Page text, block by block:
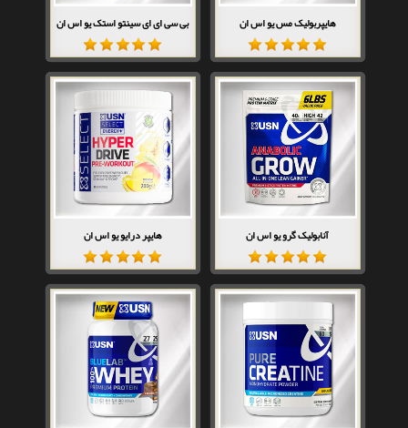
هایپربولیک مس یو اس ان بی سی ای ای سینتو استک یو اس ان
آنابولیک گرو یو اس ان هایپر درایو یو اس ان